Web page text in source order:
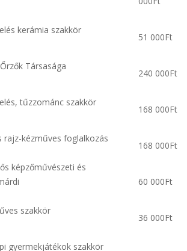
kerámia szakkör
51 000Ft
Társasága
240 000Ft
tűzzománc szakkör
168 000Ft
rajz-kézműves foglalkozás
168 000Ft
képzőművészeti és
60 000Ft
szakkör
36 000Ft
gyermekjátékok szakkör